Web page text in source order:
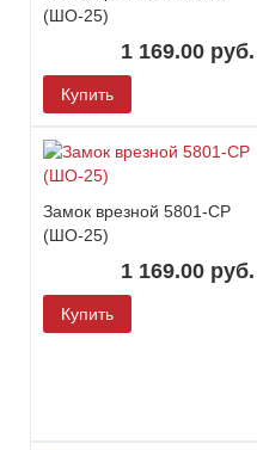
(ШО-25)
1 169.00 руб.
Купить
Замок врезной 5801-CP
(ШО-25)
1 169.00 руб.
Купить